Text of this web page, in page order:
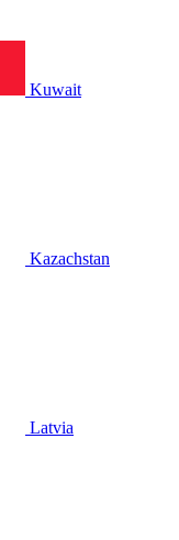
Kuwait
Kazachstan
Latvia